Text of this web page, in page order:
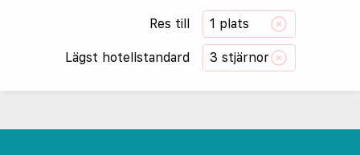
Res till 1 plats
Lägst hotellstandard 3 stjärnor